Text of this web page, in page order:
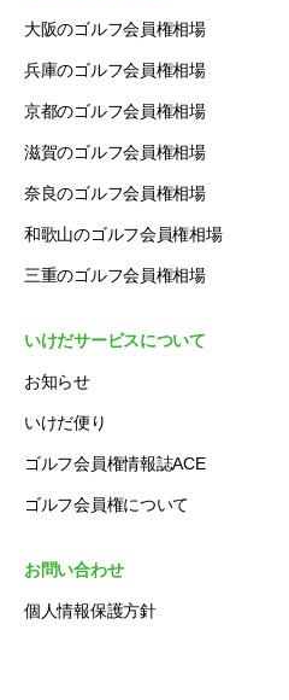
大阪のゴルフ会員権相場
兵庫のゴルフ会員権相場
京都のゴルフ会員権相場
滋賀のゴルフ会員権相場
奈良のゴルフ会員権相場
和歌山のゴルフ会員権相場
三重のゴルフ会員権相場
いけだサービスについて
お知らせ
いけだ便り
ゴルフ会員権情報誌ACE
ゴルフ会員権について
お問い合わせ
個人情報保護方針